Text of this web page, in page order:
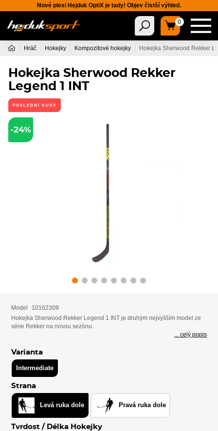
Nové plexi Hejduk OptiX je tady! Objev čistší výhled.
0
Hráč Hokejky Kompozitové hokejky Hokejka Sherwood Rekker
Hokejka Sherwood Rekker
Legend 1 INT
POSLEDNÍ KUSY
-24%
Model
10162309
Hokejka Sherwood Rekker Legend 1 INT je druhým nejvyšším model ze
série Rekker na novou sezónu.
... celý popis
Varianta
Intermediate
Strana
Levá ruka dole Pravá ruka dole
Tvrdost / Délka Hokejky